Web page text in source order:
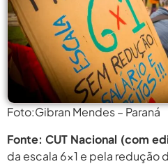
Pais Veem
Que Nova Lei...
Prêmio
CNPq: Terceira
Período Eleitoral
Representantes
Protagonismo
Tecnologia
Foto:Gibran Mendes – Paraná
Fonte: CUT Nacional (com
da escala 6×1 e pela redução